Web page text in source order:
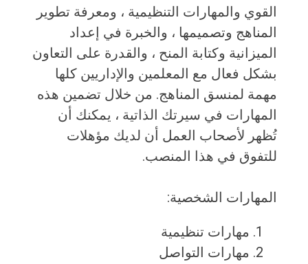
القوي والمهارات التنظيمية ، ومعرفة تطوير
المناهج وتصميمها ، والخبرة في إعداد
الميزانية وكتابة المنح ، والقدرة على التعاون
بشكل فعال مع المعلمين والإداريين كلها
مهمة لمنسق المناهج. من خلال تضمين هذه
المهارات في سيرتك الذاتية ، يمكنك أن
تُظهر لأصحاب العمل أن لديك مؤهلات
للتفوق في هذا المنصب.
المهارات الشخصية:
مهارات تنظيمية
مهارات التواصل